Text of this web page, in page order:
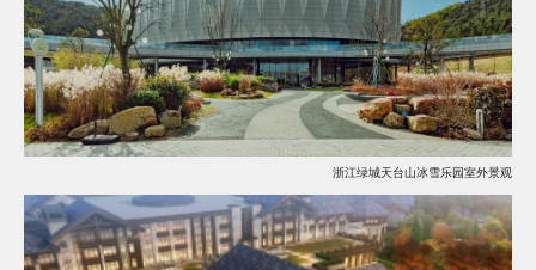
浙江绿城天台山冰雪乐园室外景观